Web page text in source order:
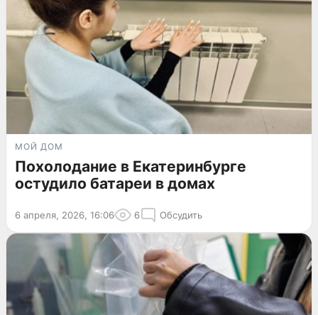
МОЙ ДОМ
Похолодание в Екатеринбурге
остудило батареи в домах
6 апреля, 2026, 16:06 6 Обсудить